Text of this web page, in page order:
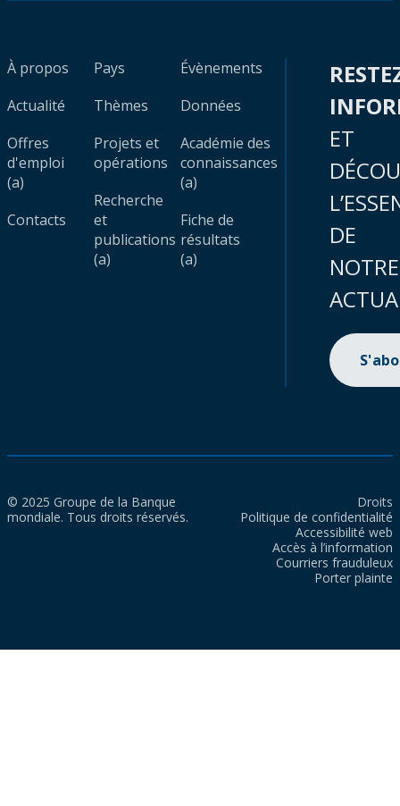
À propos
Actualité
Offres
d'emploi
(a)
Contacts
Pays
Thèmes
Projets et
opérations
Recherche
et
publications
(a)
Évènements
Données
Académie des
connaissances
(a)
Fiche de
résultats
(a)
ET
DE
NOTRE
© 2025 Groupe de la Banque
mondiale. Tous droits réservés.
Droits
Politique de confidentialité
Accessibilité web
Accès à l’information
Courriers frauduleux
Porter plainte